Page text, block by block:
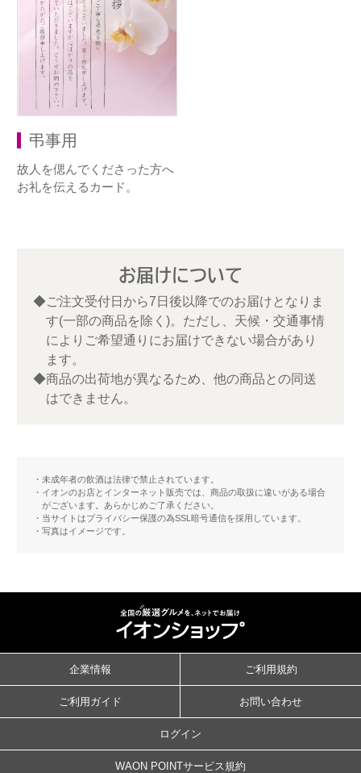
弔事用
故人を偲んでくださった方へ
お礼を伝えるカード。
お届けについて
◆ご注文受付日から7日後以降でのお届けとなりま
す(一部の商品を除く)。ただし、天候・交通事情
によりご希望通りにお届けできない場合があり
ます。
◆商品の出荷地が異なるため、他の商品との同送
はできません。
未成年者の飲酒は法律で禁止されています。
イオンのお店とインターネット販売では、商品の取扱に違いがある場合
がございます。あらかじめご了承ください。
当サイトはプライバシー保護の為SSL暗号通信を採用しています。
写真はイメージです。
企業情報 ご利用規約
ご利用ガイド お問い合わせ
ログイン
WAON POINTサービス規約